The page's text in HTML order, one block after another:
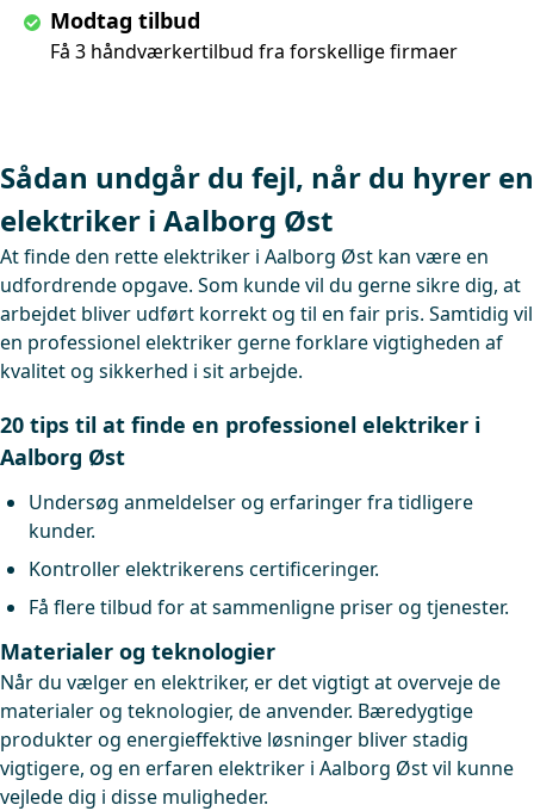
Modtag tilbud
Få 3 håndværkertilbud fra forskellige firmaer
Sådan undgår du fejl, når du hyrer en
elektriker i Aalborg Øst
At finde den rette elektriker i Aalborg Øst kan være en
udfordrende opgave. Som kunde vil du gerne sikre dig, at
arbejdet bliver udført korrekt og til en fair pris. Samtidig vil
en professionel elektriker gerne forklare vigtigheden af
kvalitet og sikkerhed i sit arbejde.
20 tips til at finde en professionel elektriker i
Aalborg Øst
Undersøg anmeldelser og erfaringer fra tidligere
kunder.
Kontroller elektrikerens certificeringer.
Få flere tilbud for at sammenligne priser og tjenester.
Materialer og teknologier
Når du vælger en elektriker, er det vigtigt at overveje de
materialer og teknologier, de anvender. Bæredygtige
produkter og energieffektive løsninger bliver stadig
vigtigere, og en erfaren elektriker i Aalborg Øst vil kunne
vejlede dig i disse muligheder.